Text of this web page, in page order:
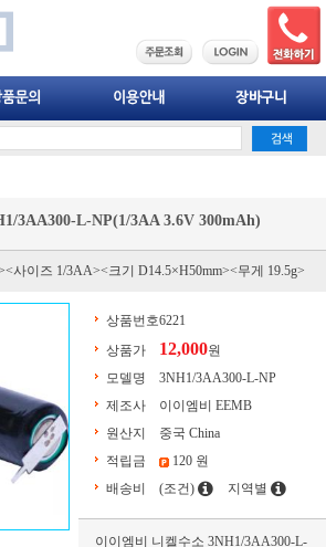
3AA300-L-NP(1/3AA 3.6V 300mAh)
사이즈 1/3AA><크기 D14.5×H50mm><무게 19.5g>
상품번호6221
상품가
12,000원
모델명
3NH1/3AA300-L-NP
제조사
이이엠비 EEMB
원산지
중국 China
적립금
120 원
배송비
(조건) 지역별
이이엠비 니켈수소 3NH1/3AA300-L-